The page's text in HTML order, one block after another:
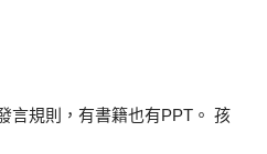
言規則，有書籍也有PPT。 孩